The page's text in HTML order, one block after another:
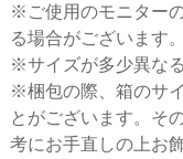
※ご使用のモニター
る場合がございます。
※サイズが多少異な
※梱包の際、箱のサ
とがございます。そ
考にお手直しの上お